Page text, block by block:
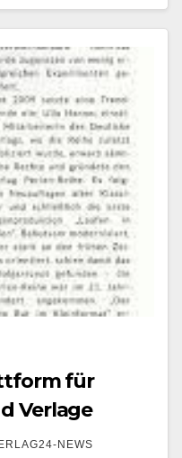
für
Verlage
NEWS